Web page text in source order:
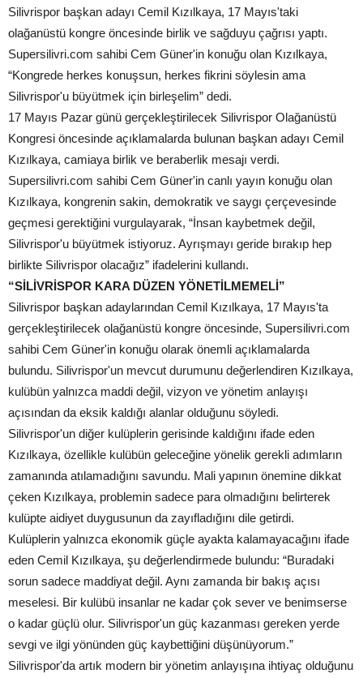
Silivrispor başkan adayı Cemil Kızılkaya, 17 Mayıs'taki
olağanüstü kongre öncesinde birlik ve sağduyu çağrısı yaptı.
Supersilivri.com sahibi Cem Güner'in konuğu olan Kızılkaya,
“Kongrede herkes konuşsun, herkes fikrini söylesin ama
Silivrispor'u büyütmek için birleşelim” dedi.
17 Mayıs Pazar günü gerçekleştirilecek Silivrispor Olağanüstü
Kongresi öncesinde açıklamalarda bulunan başkan adayı Cemil
Kızılkaya, camiaya birlik ve beraberlik mesajı verdi.
Supersilivri.com sahibi Cem Güner'in canlı yayın konuğu olan
Kızılkaya, kongrenin sakin, demokratik ve saygı çerçevesinde
geçmesi gerektiğini vurgulayarak, “İnsan kaybetmek değil,
Silivrispor'u büyütmek istiyoruz. Ayrışmayı geride bırakıp hep
birlikte Silivrispor olacağız” ifadelerini kullandı.
“SİLİVRİSPOR KARA DÜZEN YÖNETİLMEMELİ”
Silivrispor başkan adaylarından Cemil Kızılkaya, 17 Mayıs'ta
gerçekleştirilecek olağanüstü kongre öncesinde, Supersilivri.com
sahibi Cem Güner'in konuğu olarak önemli açıklamalarda
bulundu. Silivrispor'un mevcut durumunu değerlendiren Kızılkaya,
kulübün yalnızca maddi değil, vizyon ve yönetim anlayışı
açısından da eksik kaldığı alanlar olduğunu söyledi.
Silivrispor'un diğer kulüplerin gerisinde kaldığını ifade eden
Kızılkaya, özellikle kulübün geleceğine yönelik gerekli adımların
zamanında atılamadığını savundu. Mali yapının önemine dikkat
çeken Kızılkaya, problemin sadece para olmadığını belirterek
kulüpte aidiyet duygusunun da zayıfladığını dile getirdi.
Kulüplerin yalnızca ekonomik güçle ayakta kalamayacağını ifade
eden Cemil Kızılkaya, şu değerlendirmede bulundu: “Buradaki
sorun sadece maddiyat değil. Aynı zamanda bir bakış açısı
meselesi. Bir kulübü insanlar ne kadar çok sever ve benimserse
o kadar güçlü olur. Silivrispor'un güç kazanması gereken yerde
sevgi ve ilgi yönünden güç kaybettiğini düşünüyorum.”
Silivrispor'da artık modern bir yönetim anlayışına ihtiyaç olduğunu